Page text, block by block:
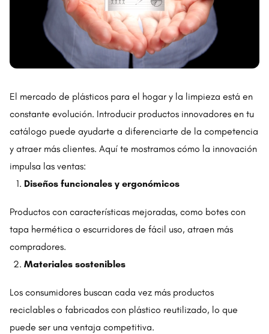
El mercado de plásticos para el hogar y la limpieza está en
constante evolución. Introducir productos innovadores en tu
catálogo puede ayudarte a diferenciarte de la competencia
y atraer más clientes. Aquí te mostramos cómo la innovación
impulsa las ventas:
Diseños funcionales y ergonómicos
Productos con características mejoradas, como botes con
tapa hermética o escurridores de fácil uso, atraen más
compradores.
Materiales sostenibles
Los consumidores buscan cada vez más productos
reciclables o fabricados con plástico reutilizado, lo que
puede ser una ventaja competitiva.